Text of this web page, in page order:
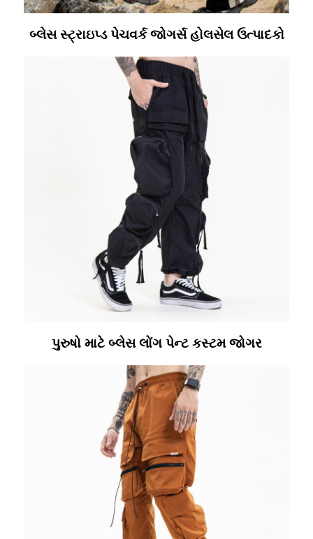
બ્લેસ સ્ટ્રાઇપ્ડ પેચવર્ક જોગર્સ હોલસેલ ઉત્પાદકો
પુરુષો માટે બ્લેસ લોંગ પેન્ટ કસ્ટમ જોગર